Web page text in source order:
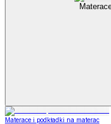
Materace i podkładki na materac